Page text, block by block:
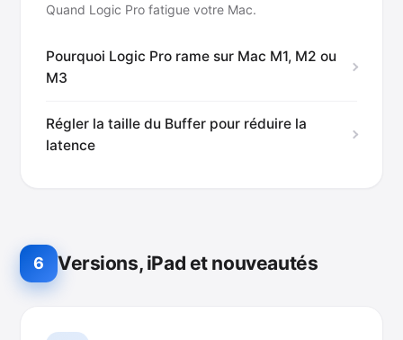
Quand Logic Pro fatigue votre Mac.
Pourquoi Logic Pro rame sur Mac M1, M2 ou
M3
Régler la taille du Buffer pour réduire la
latence
6 Versions, iPad et nouveautés